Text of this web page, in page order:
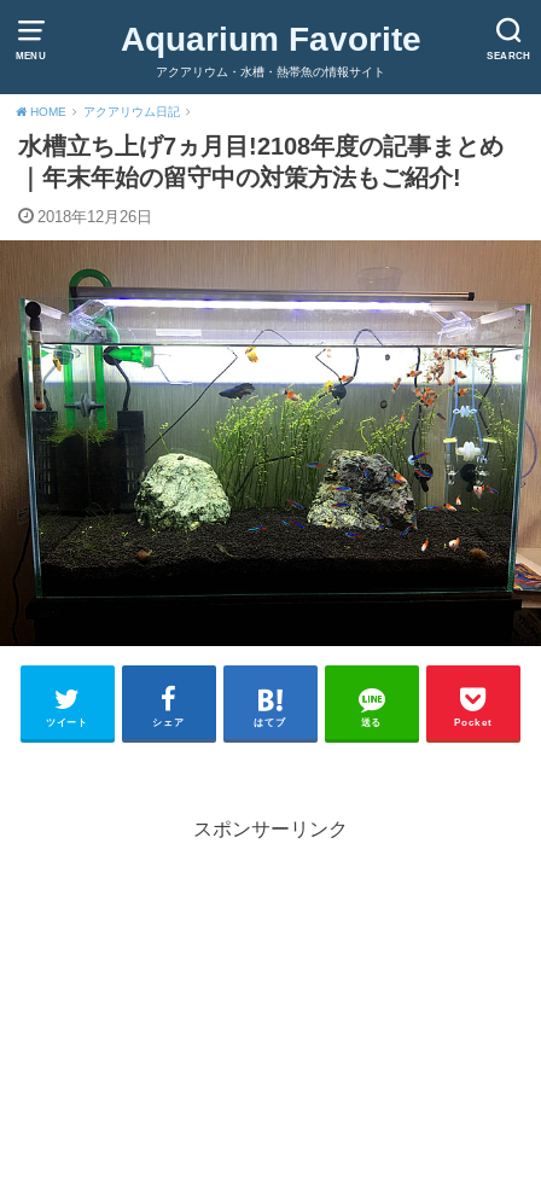
MENU SEARCH
Aquarium Favorite
アクアリウム・水槽・熱帯魚の情報サイト
HOME アクアリウム日記
水槽立ち上げ7ヵ月目!2108年度の記事まとめ
｜年末年始の留守中の対策方法もご紹介!
2018年12月26日
ツイート シェア はてブ 送る Pocket
スポンサーリンク